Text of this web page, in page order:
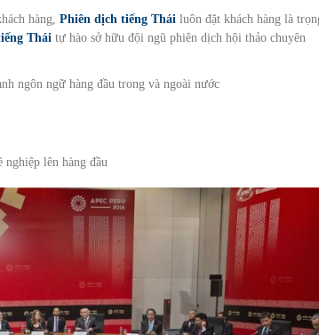
hàng, Phiên dịch tiếng Thái luôn đặt khách hàng là
Thái tự hào sở hữu đội ngũ phiên dịch hội thảo chuyên
ngôn ngữ hàng đầu trong và ngoài nước
lên hàng đầu